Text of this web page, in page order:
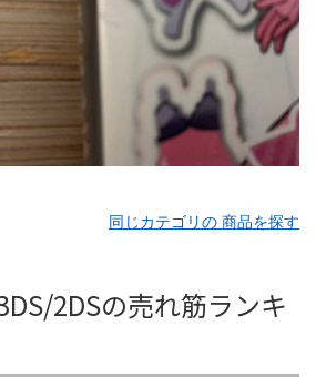
同じカテゴリの 商品を探す
2DSの売れ筋ランキ